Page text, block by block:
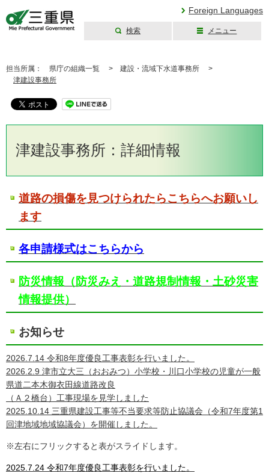
Foreign Languages
検索 メニュー
担当所属： 県庁の組織一覧 > 建設・流域下水道事務所 >
津建設事務所
津建設事務所：詳細情報
道路の損傷を見つけられたらこちらへお願いし
ます
各申請様式はこちらから
防災情報（防災みえ・道路規制情報・土砂災害
情報提供）
お知らせ
2026.7.14 令和8年度優良工事表彰を行いました。
2026.2.9 津市立大三（おおみつ）小学校・川口小学校の児童が一般
県道二本木御衣田線道路改良
（Ａ２橋台）工事現場を見学しました
2025.10.14 三重県建設工事等不当要求等防止協議会（令和7年度第1
回津地域地域協議会）を開催しました。
※左右にフリックすると表がスライドします。
2025.7.24 令和7年度優良工事表彰を行いました。